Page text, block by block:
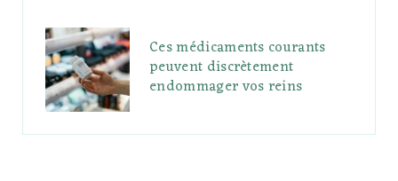
Ces médicaments courants
peuvent discrètement
endommager vos reins